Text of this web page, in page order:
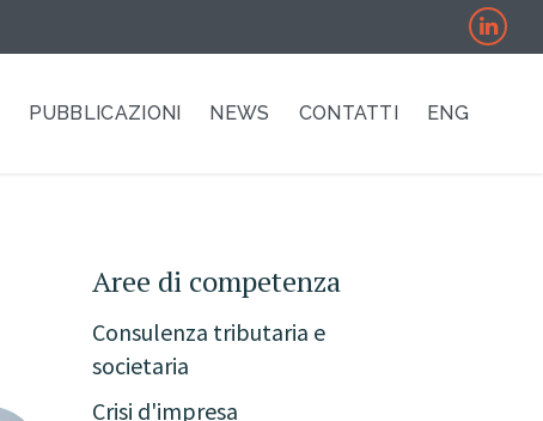
PUBBLICAZIONI NEWS CONTATTI ENG
Aree di competenza
Consulenza tributaria e
societaria
Crisi d'impresa